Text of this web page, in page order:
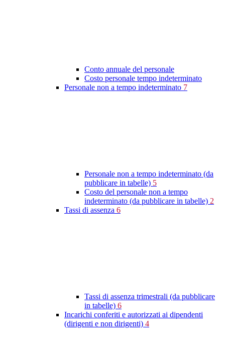
Conto annuale del personale
Costo personale tempo indeterminato
Personale non a tempo indeterminato 7
Personale non a tempo indeterminato (da
pubblicare in tabelle) 5
Costo del personale non a tempo
indeterminato (da pubblicare in tabelle) 2
Tassi di assenza 6
Tassi di assenza trimestrali (da pubblicare
in tabelle) 6
Incarichi conferiti e autorizzati ai dipendenti
(dirigenti e non dirigenti) 4